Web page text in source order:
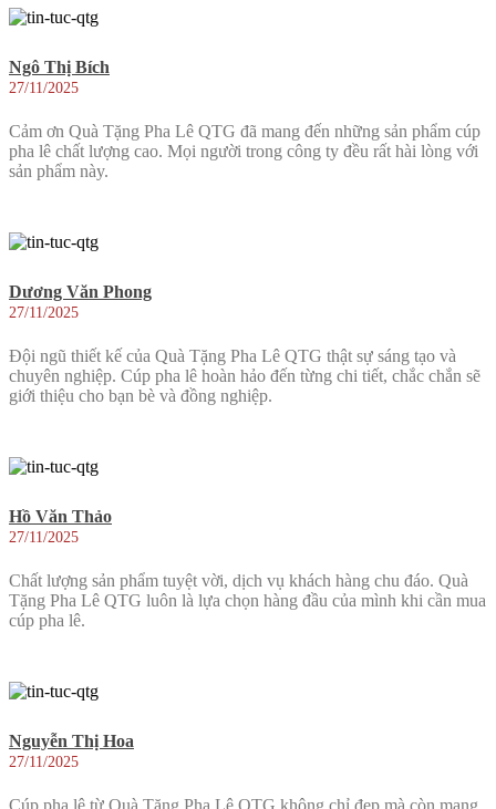
Ngô Thị Bích
27/11/2025
Cảm ơn Quà Tặng Pha Lê QTG đã mang đến những sản phẩm cúp
pha lê chất lượng cao. Mọi người trong công ty đều rất hài lòng với
sản phẩm này.
Dương Văn Phong
27/11/2025
Đội ngũ thiết kế của Quà Tặng Pha Lê QTG thật sự sáng tạo và
chuyên nghiệp. Cúp pha lê hoàn hảo đến từng chi tiết, chắc chắn sẽ
giới thiệu cho bạn bè và đồng nghiệp.
Hồ Văn Thảo
27/11/2025
Chất lượng sản phẩm tuyệt vời, dịch vụ khách hàng chu đáo. Quà
Tặng Pha Lê QTG luôn là lựa chọn hàng đầu của mình khi cần mua
cúp pha lê.
Nguyễn Thị Hoa
27/11/2025